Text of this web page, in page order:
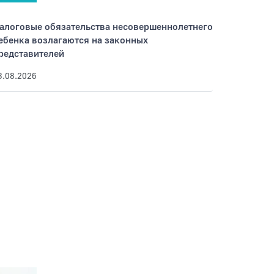
обязательства несовершеннолетнего
возлагаются на законных